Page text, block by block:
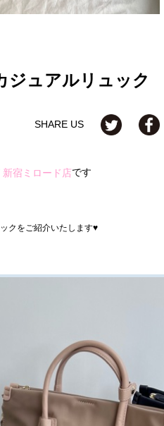
ジュアルリュック
SHARE US
新宿ミロード店です
クをご紹介いたします♥